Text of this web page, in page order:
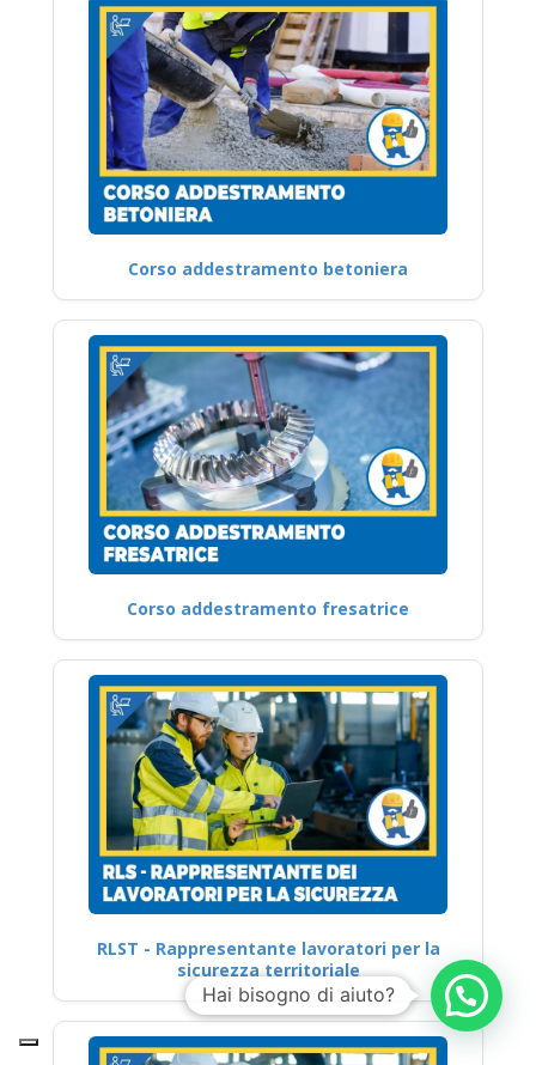
Corso addestramento betoniera
Corso addestramento fresatrice
RLST - Rappresentante lavoratori per la
sicurezza territoriale